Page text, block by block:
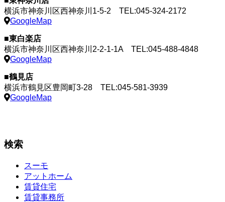
横浜市神奈川区西神奈川1-5-2 TEL:045-324-2172
GoogleMap
■東白楽店
横浜市神奈川区西神奈川2-2-1-1A TEL:045-488-4848
GoogleMap
■鶴見店
横浜市鶴見区豊岡町3-28 TEL:045-581-3939
GoogleMap
検索
スーモ
アットホーム
賃貸住宅
賃貸事務所